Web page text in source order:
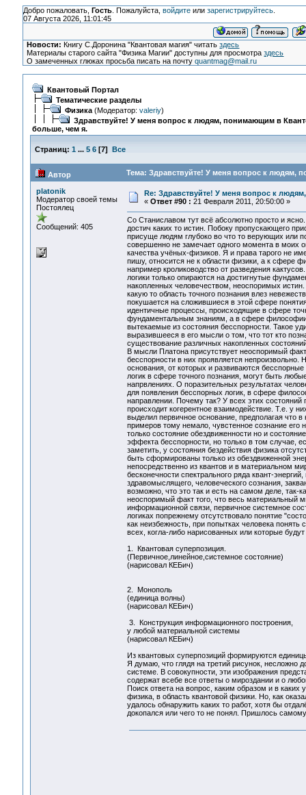
Добро пожаловать, Гость. Пожалуйста, войдитеили зарегистрируйтесь.
07 Августа 2026, 11:01:45
Новости: Книгу С.Доронина "Квантовая магия" читатьздесь
Материалы старого сайта "Физика Магии" доступны для просмотраздесь
О замеченных глюках просьба писать на почтуquantmag@mail.ru
Квантовый Портал
Тематические разделы
Физика(Модератор: valeriy)
Здравствуйте! У меня вопрос к людям, понимающим в
больше, чем я.
Страниц: 1 ... 5 6[7] Все
Автор Тема: Здравствуйте! У меня вопрос к людям,
platonik
Модератор своей темы
Постоялец
Сообщений: 405
Re: Здравствуйте! У меня вопрос к
« Ответ #90 : 21 Февраля 2011, 20:50:00 »
Со Станиславом тут всё абсолютно просто и
достич каких то истин. Побоку пропускающего
присуще людям глубоко во что то верующих или
совершенно не замечает одного момента в моих
качества учёных-физиков. Я и права тарого не
пишу, относится не к области физики, а к сфере
например кролиководство от разведения
логики только опираются на достигнутые
накопленных человечеством, неоспоримых
какую то область точного познания влез
покушается на сложившиеся в этой сфере
идентичные процессы, происходящие в сфере
фундаментальным знаниям, а в сфере
вытекаемые из состояния бесспорности. Такое
выразившееся в его мысли о том, что тот кто
существование различных накопленных
В мысли Платона присутствует неоспоримый
бесспорности в них проявляется
основания, от которых и развиваются
логик в сфере точного познания, могут быть
напрвлениях. О поразительных результатах
для появления бесспорных логик, в сфере
направлении. Почему так? У всех этих
происходит когерентное взаимодействие. Т.е. у
выделил первичное основание, предполагая что
примеров тому немало, чувстенное сознание его
только состояние обездвиженности но и
эффекта бесспорности, но только в том случае,
заметить, у состояния бездействия физика
быть сформированы только из обездвиженной
непосредственно из квантов и в материальном
бесконечности спектрального ряда квант-
здравомыслящего, человеческого сознания,
возможно, что это так и есть на самом деле,
неоспоримый факт того, что весь материальный
информационной связи, первичное системное
логиках попрежнему отсутствовало понятие
как неизбежность, при попытках человека
всех, когла-либо нарисованных или которые
1. Квантовая суперпозиция.
(Первичное,линейное,системное состояние)
(нарисовал КЕБич)
2. Монополь
(единица волны)
(нарисовал КЕБич)
3. Конструкция информационного построения,
у любой материальной системы
(нарисовал КЕБич)
Из квантовых суперпозиций формируются
Я думаю, что глядя на третий рисунок, несложно
системе. В совокупности, эти изображения
содержат всебе все ответы о мироздании и о
Поиск ответа на вопрос, каким образом и в
физика, в область квантовой физики. Но, как
удалось обнаружить каких то работ, хотя бы
докопался или чего то не понял. Пришлось